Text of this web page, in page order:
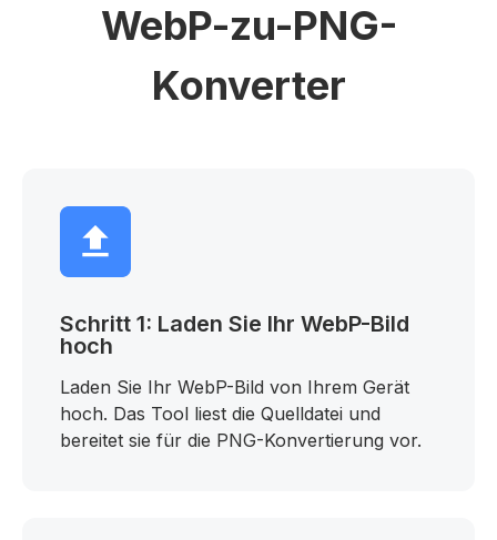
WebP-zu-PNG-
Konverter
Schritt 1: Laden Sie Ihr WebP-Bild
hoch
Laden Sie Ihr WebP-Bild von Ihrem Gerät
hoch. Das Tool liest die Quelldatei und
bereitet sie für die PNG-Konvertierung vor.